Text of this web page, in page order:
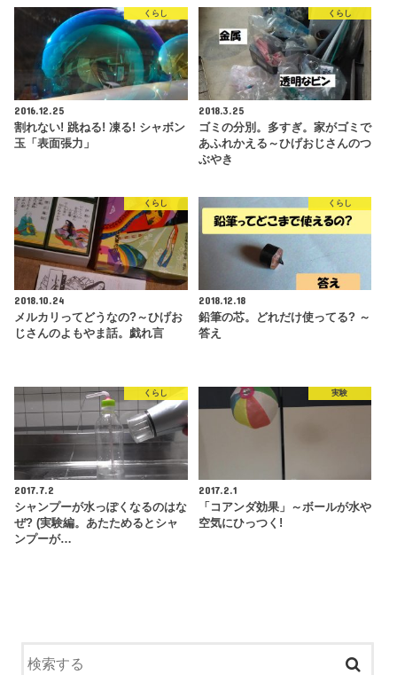
くらし
2016.12.25
割れない! 跳ねる! 凍る! シャボン
玉「表面張力」
くらし
2018.3.25
ゴミの分別。多すぎ。家がゴミで
あふれかえる～ひげおじさんのつ
ぶやき
くらし
2018.10.24
メルカリってどうなの?～ひげお
じさんのよもやま話。戯れ言
くらし
2018.12.18
鉛筆の芯。どれだけ使ってる? ～
答え
くらし
2017.7.2
シャンプーが水っぽくなるのはな
ぜ? (実験編。あたためるとシャ
ンプーが…
実験
2017.2.1
「コアンダ効果」～ボールが水や
空気にひっつく!